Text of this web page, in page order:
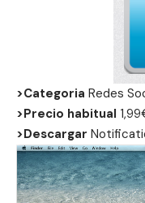
>Categoria Redes
>Precio habitual
>Descargar